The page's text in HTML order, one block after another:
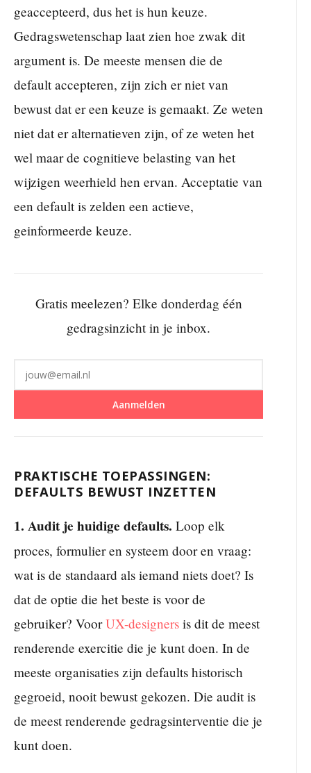
geaccepteerd, dus het is hun keuze.
Gedragswetenschap laat zien hoe zwak dit
argument is. De meeste mensen die de
default accepteren, zijn zich er niet van
bewust dat er een keuze is gemaakt. Ze weten
niet dat er alternatieven zijn, of ze weten het
wel maar de cognitieve belasting van het
wijzigen weerhield hen ervan. Acceptatie van
een default is zelden een actieve,
geinformeerde keuze.
Gratis meelezen? Elke donderdag één
gedragsinzicht in je inbox.
Aanmelden
PRAKTISCHE TOEPASSINGEN:
DEFAULTS BEWUST INZETTEN
1. Audit je huidige defaults. Loop elk
proces, formulier en systeem door en vraag:
wat is de standaard als iemand niets doet? Is
dat de optie die het beste is voor de
gebruiker? VoorUX-designers is dit de meest
renderende exercitie die je kunt doen. In de
meeste organisaties zijn defaults historisch
gegroeid, nooit bewust gekozen. Die audit is
de meest renderende gedragsinterventie die je
kunt doen.